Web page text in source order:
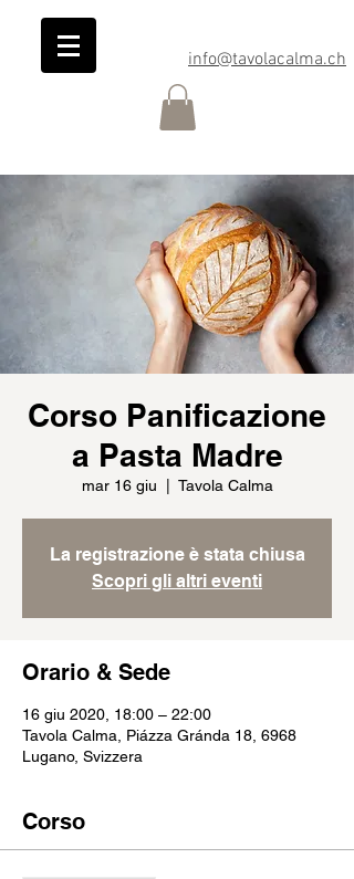
info@tavolacalma.ch
Corso Panificazione
a Pasta Madre
mar 16 giu Tavola Calma
La registrazione è stata chiusa
Scopri gli altri eventi
Orario & Sede
16 giu 2020, 18:00 – 22:00
Tavola Calma, Piázza Gránda 18, 6968
Lugano, Svizzera
Corso